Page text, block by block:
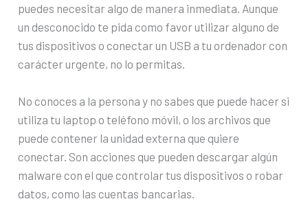
puedes necesitar algo de manera inmediata. Aunque
un desconocido te pida como favor utilizar alguno de
tus dispositivos o conectar un USB a tu ordenador con
carácter urgente, no lo permitas.
No conoces a la persona y no sabes que puede hacer si
utiliza tu laptop o teléfono móvil, o los archivos que
puede contener la unidad externa que quiere
conectar. Son acciones que pueden descargar algún
malware con el que controlar tus dispositivos o robar
datos, como las cuentas bancarias.